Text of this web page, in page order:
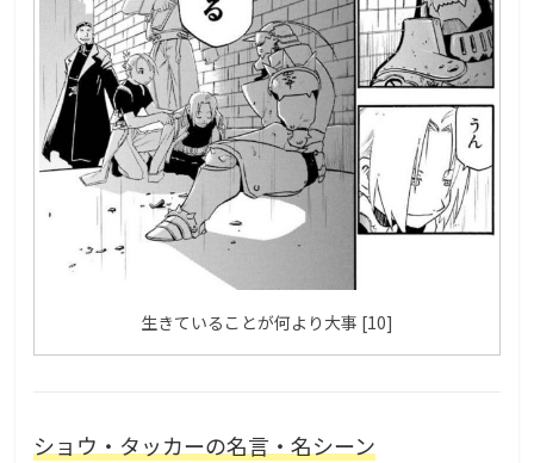
生きていることが何より大事 [10]
ショウ・タッカーの名言・名シーン